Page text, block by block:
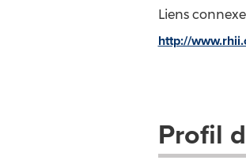
Liens
http://
Profil